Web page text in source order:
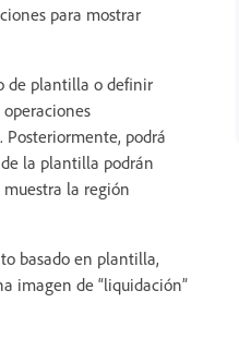
para mostrar
de plantilla o definir
Posteriormente, podrá
la plantilla podrán
la región
basado en plantilla,
imagen de “liquidación”